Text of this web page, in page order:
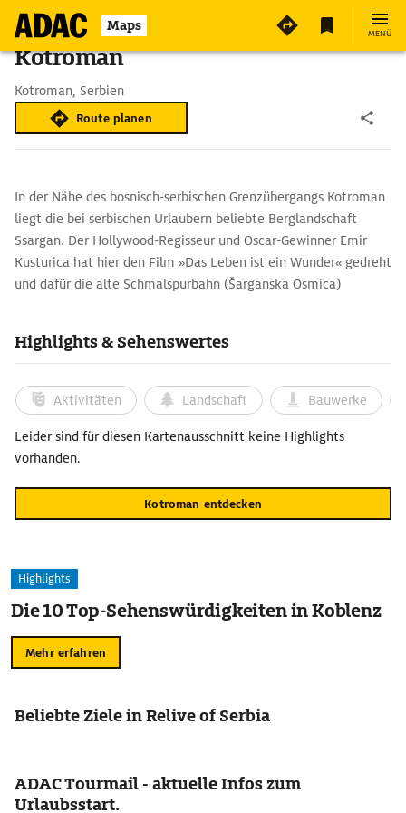
Maps MENÜ
Kotroman
Kotroman, Serbien
Route planen
In der Nähe des bosnisch-serbischen Grenzübergangs Kotroman
liegt die bei serbischen Urlaubern beliebte Berglandschaft
Ssargan. Der Hollywood-Regisseur und Oscar-Gewinner Emir
Kusturica hat hier den Film »Das Leben ist ein Wunder« gedreht
und dafür die alte Schmalspurbahn (Šarganska Osmica)
Bergstrecke zwischen Mokra Gora und Šargan Vitasi und führt
bosnische Streckenteil nur in Ausnahmefällen
befahren. Touristen lassen sich gern vom »alten«
Bahnhofsgebäude in Golubicsi täuschen, das nur eine
Filmkulisse ist. Der echte Bahnhof von Mokra Gora dient auch
Mecavnik hat Kusturica das Ethno-Dorf Drvengrad bauen
lassen, mit traditionellen Holzhäuschen und einer Kirche
Highlights & Sehenswertes
Aktivitäten Landschaft Bauwerke
Leider sind für diesen Kartenausschnitt keine Highlights
vorhanden.
Kotroman entdecken
Highlights
Die 10 Top-Sehenswürdigkeiten in Koblenz
Mehr erfahren
Beliebte Ziele in Relive of Serbia
ADAC Tourmail - aktuelle Infos zum
Urlaubsstart.